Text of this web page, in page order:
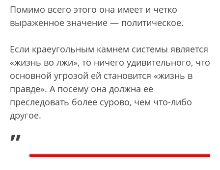
Помимо всего этого она имеет и четко
выраженное значение — политическое.
Если краеугольным камнем системы является
«жизнь во лжи», то ничего удивительного, что
основной угрозой ей становится «жизнь в
правде». А посему она должна ее
преследовать более сурово, чем что-либо
другое.
„